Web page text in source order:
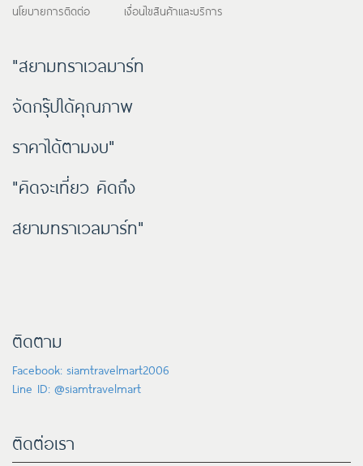
นโยบายการติดต่อ เงื่อนไขสินค้าและบริการ
"สยามทราเวลมาร์ท
จัดกรุ๊ปได้คุณภาพ
ราคาได้ตามงบ"
"คิดจะเที่ยว คิดถึง
สยามทราเวลมาร์ท"
ติดตาม
Facebook: siamtravelmart2006
Line ID: @siamtravelmart
ติดต่อเรา